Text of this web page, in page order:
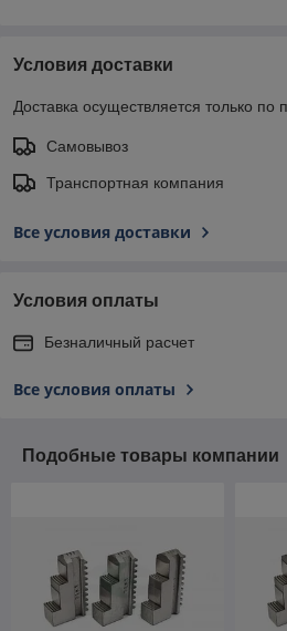
Условия доставки
Доставка осуществляется только по
Самовывоз
Транспортная компания
Все условия доставки
Условия оплаты
Безналичный расчет
Все условия оплаты
Подобные товары компании